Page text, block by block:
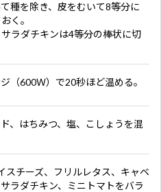
種を除き、皮をむいて8等分に
く。
ラダチキンは4等分の棒状に切
（600Ｗ）で20秒ほど温める。
、はちみつ、塩、こしょうを混
スチーズ、フリルレタス、キャベ
ラダチキン、ミニトマトをバラ